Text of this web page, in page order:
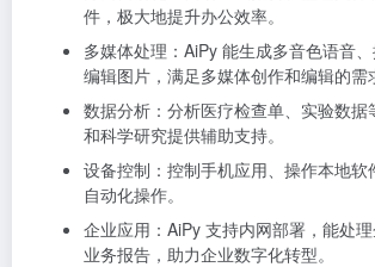
件，极大地提升办公效率。
多媒体处理：AiPy 能生成多音色语音
编辑图片，满足多媒体创作和编辑的需
数据分析：分析医疗检查单、实验数据
和科学研究提供辅助支持。
设备控制：控制手机应用、操作本地软
自动化操作。
企业应用：AiPy 支持内网部署，能处
业务报告，助力企业数字化转型。